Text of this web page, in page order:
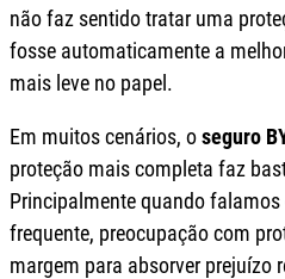
não faz sentido tratar uma
fosse automaticamente a
mais leve no papel.
Em muitos cenários, oseguro
proteção mais completa faz
Principalmente quando
frequente, preocupação com
margem para absorver prejuízo